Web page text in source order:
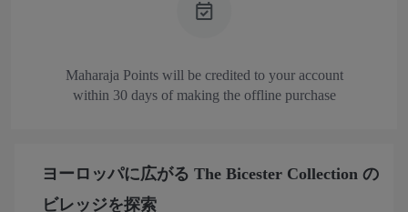
Maharaja Points will be credited to your account
within 30 days of making the offline purchase
ヨーロッパに広がる The Bicester Collection の
ビレッジを探索